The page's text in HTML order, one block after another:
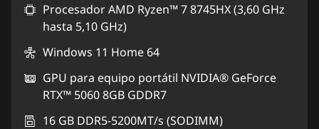
Procesador AMD Ryzen™ 7 8745HX (3,60 GHz
hasta 5,10 GHz)
Windows 11 Home 64
GPU para equipo portátil NVIDIA® GeForce
RTX™ 5060 8GB GDDR7
16 GB DDR5-5200MT/s (SODIMM)